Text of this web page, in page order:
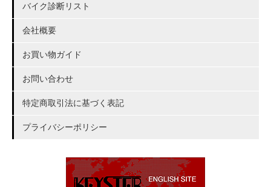
バイク診断リスト
会社概要
お買い物ガイド
お問い合わせ
特定商取引法に基づく表記
プライバシーポリシー